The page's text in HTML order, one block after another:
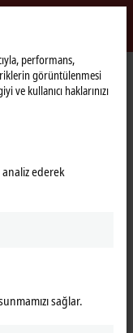
Pre-assembled cables
performans,
görüntülenmesi
ve kullanıcı haklarınızı
ederek
sağlar.